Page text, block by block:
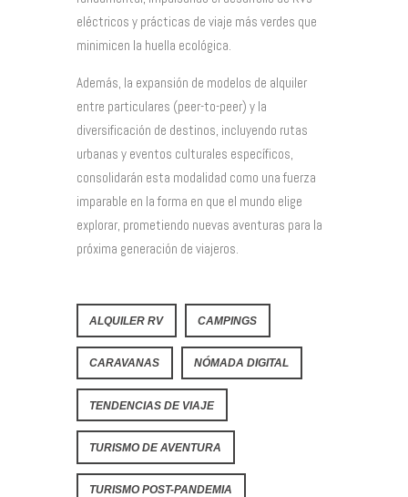
eléctricos y prácticas de viaje más verdes que
minimicen la huella ecológica.
Además, la expansión de modelos de alquiler
entre particulares (peer-to-peer) y la
diversificación de destinos, incluyendo rutas
urbanas y eventos culturales específicos,
consolidarán esta modalidad como una fuerza
imparable en la forma en que el mundo elige
explorar, prometiendo nuevas aventuras para la
próxima generación de viajeros.
ALQUILER RV CAMPINGS
CARAVANAS NÓMADA DIGITAL
TENDENCIAS DE VIAJE
TURISMO DE AVENTURA
TURISMO POST-PANDEMIA